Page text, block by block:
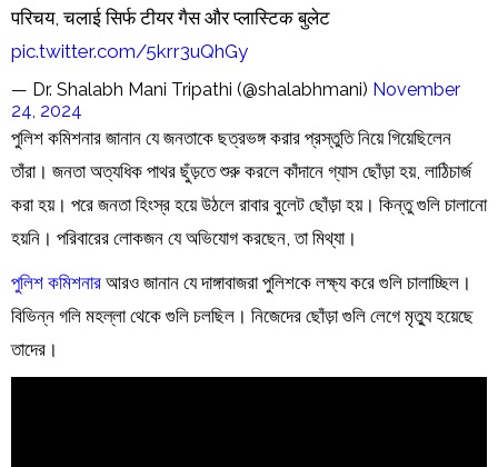
परिचय, चलाई सिर्फ टीयर गैस और प्लास्टिक बुलेट
pic.twitter.com/5krr3uQhGy
— Dr. Shalabh Mani Tripathi (@shalabhmani) November
24, 2024
পুলিশ কমিশনার জানান যে জনতাকে ছত্রভঙ্গ করার প্রস্তুতি নিয়ে গিয়েছিলেন
তাঁরা। জনতা অত্যধিক পাথর ছুঁড়তে শুরু করলে কাঁদানে গ্যাস ছোঁড়া হয়, লাঠিচার্জ
করা হয়। পরে জনতা হিংস্র হয়ে উঠলে রাবার বুলেট ছোঁড়া হয়। কিন্তু গুলি চালানো
হয়নি। পরিবারের লোকজন যে অভিযোগ করছেন, তা মিথ্যা।
পুলিশ কমিশনার আরও জানান যে দাঙ্গাবাজরা পুলিশকে লক্ষ্য করে গুলি চালাচ্ছিল।
বিভিন্ন গলি মহল্লা থেকে গুলি চলছিল। নিজেদের ছোঁড়া গুলি লেগে মৃত্যু হয়েছে
তাদের।